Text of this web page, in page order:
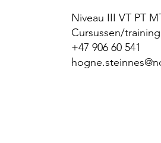
Niveau III VT PT
Cursussen/
+47 906 60 541